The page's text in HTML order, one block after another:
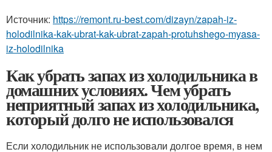
Источник: https://remont.ru-best.com/dizayn/zapah-iz-
holodilnika-kak-ubrat-kak-ubrat-zapah-protuhshego-myasa-
iz-holodilnika
Как убрать запах из холодильника в
домашних условиях. Чем убрать
неприятный запах из холодильника,
который долго не использовался
Если холодильник не использовали долгое время, в нем